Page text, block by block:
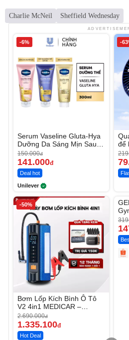
Charlie McNeil Sheffield Wednesday
-6%
Serum Vaseline Gluta-Hya
Dưỡng Da Sáng Mịn Sau 7
Ngày
150.000đ
141.000đ
Deal hot
Unilever
-
để
-50%
Bơm Lốp Kích Bình Ô Tô
V2 4in1 MEDICAR –
12.000mAh
2.690.000đ
1.335.100đ
Hot Deal
-